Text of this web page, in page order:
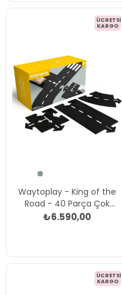
Waytoplay - King of the
Road - 40 Parça Çok
Renkli
₺6.590,00
ÜCRETSIZ
KARGO
ÜCRETSIZ
KARGO